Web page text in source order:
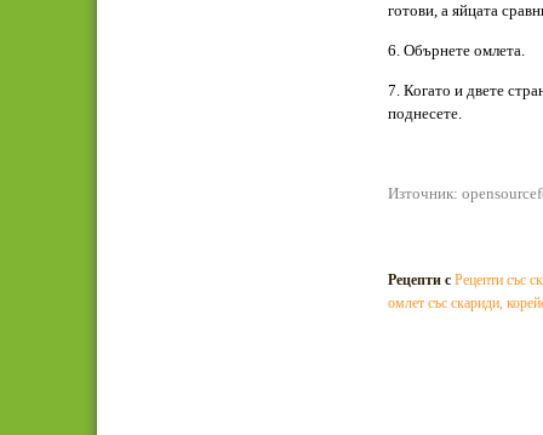
готови, а яйцата
6. Обърнете омлета.
7. Когато и двете
поднесете.
Източник:
Рецепти с Рецепти със
омлет със скариди,